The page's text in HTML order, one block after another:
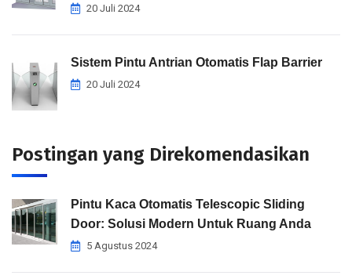
20 Juli 2024
Sistem Pintu Antrian Otomatis Flap Barrier
20 Juli 2024
Postingan yang Direkomendasikan
Pintu Kaca Otomatis Telescopic Sliding
Door: Solusi Modern Untuk Ruang Anda
5 Agustus 2024